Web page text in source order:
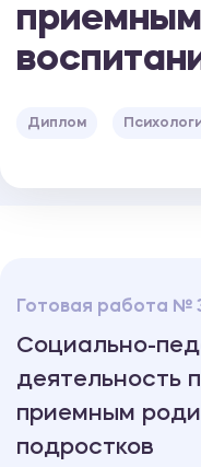
Диплом
Готовая работа №
Социально-
деятельность
приемным
подростков